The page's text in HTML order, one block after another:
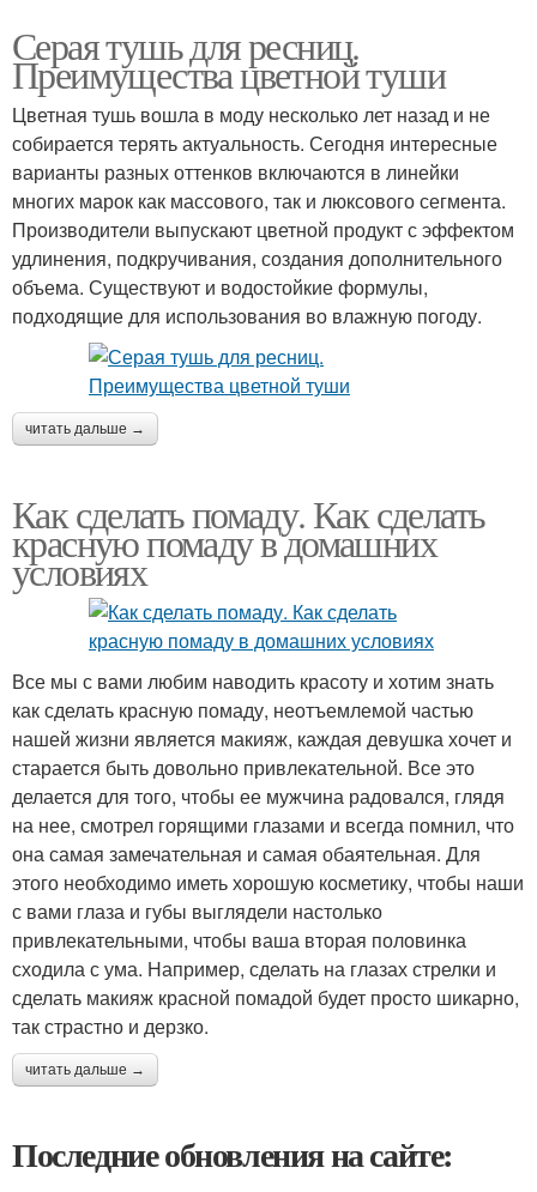
Серая тушь для ресниц.
Преимущества цветной туши
Цветная тушь вошла в моду несколько лет назад и не
собирается терять актуальность. Сегодня интересные
варианты разных оттенков включаются в линейки
многих марок как массового, так и люксового сегмента.
Производители выпускают цветной продукт с эффектом
удлинения, подкручивания, создания дополнительного
объема. Существуют и водостойкие формулы,
подходящие для использования во влажную погоду.
читать дальше →
Как сделать помаду. Как сделать
красную помаду в домашних
условиях
Все мы с вами любим наводить красоту и хотим знать
как сделать красную помаду, неотъемлемой частью
нашей жизни является макияж, каждая девушка хочет и
старается быть довольно привлекательной. Все это
делается для того, чтобы ее мужчина радовался, глядя
на нее, смотрел горящими глазами и всегда помнил, что
она самая замечательная и самая обаятельная. Для
этого необходимо иметь хорошую косметику, чтобы наши
с вами глаза и губы выглядели настолько
привлекательными, чтобы ваша вторая половинка
сходила с ума. Например, сделать на глазах стрелки и
сделать макияж красной помадой будет просто шикарно,
так страстно и дерзко.
читать дальше →
Последние обновления на сайте: